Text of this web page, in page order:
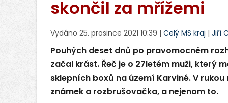
skončil za mřížemi
Vydáno 25. prosince 2021 10:39 | Celý MS kraj | Jiří
Pouhých deset dnů po pravomocném
začal krást. Řeč je o 27letém muži, který
sklepních boxů na území Karviné. V
známek a rozbrušovačka, a nejenom to.